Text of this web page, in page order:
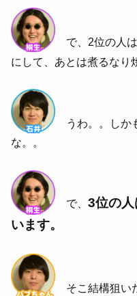
で、2位の人
にして、あとは煮るなり
うわ。。しか
な。。
で、3位の
います。
そこ結構狙い